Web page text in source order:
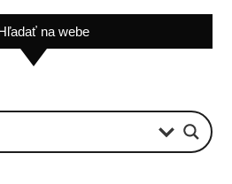
na webe